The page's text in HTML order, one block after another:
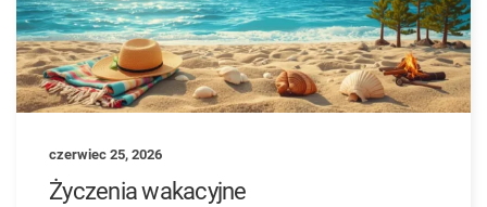
czerwiec 25, 2026
Życzenia wakacyjne